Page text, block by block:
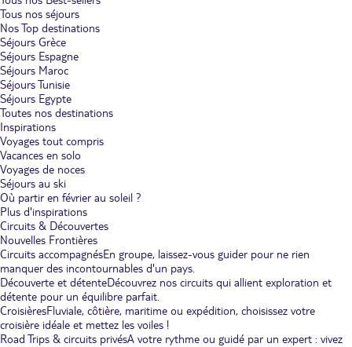
Tous nos séjours
Nos Top destinations
Séjours Grèce
Séjours Espagne
Séjours Maroc
Séjours Tunisie
Séjours Egypte
Toutes nos destinations
Inspirations
Voyages tout compris
Vacances en solo
Voyages de noces
Séjours au ski
Où partir en février au soleil ?
Plus d'inspirations
Circuits & Découvertes
Nouvelles Frontières
Circuits accompagnésEn groupe, laissez-vous guider pour ne rien
manquer des incontournables d'un pays.
Découverte et détenteDécouvrez nos circuits qui allient exploration et
détente pour un équilibre parfait.
CroisièresFluviale, côtière, maritime ou expédition, choisissez votre
croisière idéale et mettez les voiles !
Road Trips & circuits privésA votre rythme ou guidé par un expert : vivez